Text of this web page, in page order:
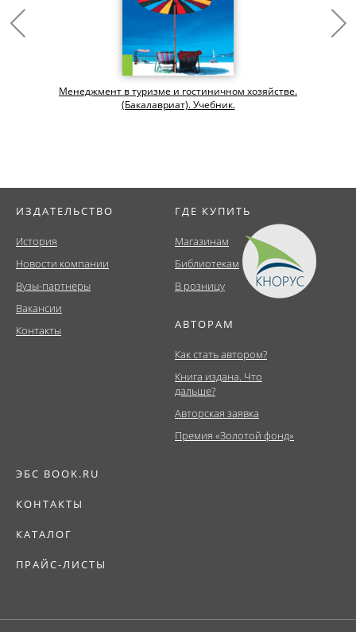
Менеджмент в туризме и гостиничном хозяйстве.
(Бакалавриат). Учебник.
ИЗДАТЕЛЬСТВО
История
Новости компании
Вузы-партнеры
Вакансии
Контакты
ГДЕ КУПИТЬ
Магазинам
Библиотекам
В розницу
АВТОРАМ
Как стать автором?
Книга издана. Что
дальше?
Авторская заявка
Премия «Золотой фонд»
ЭБС BOOK.RU
КОНТАКТЫ
КАТАЛОГ
ПРАЙС-ЛИСТЫ